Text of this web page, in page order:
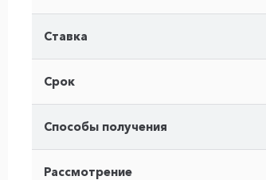
Ставка
Срок
Способы получения
Рассмотрение